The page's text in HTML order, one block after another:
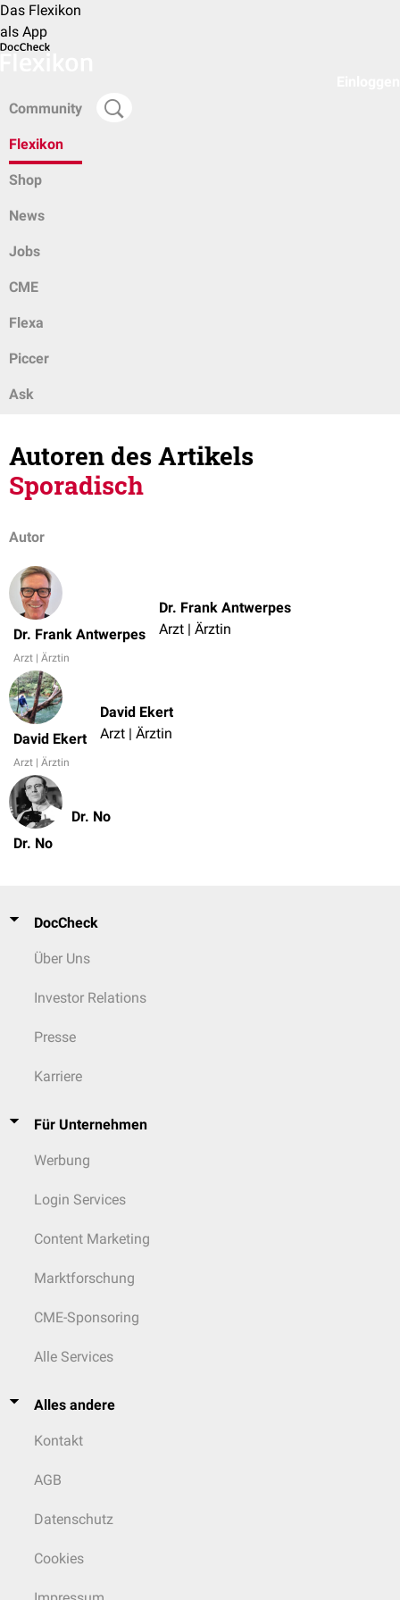
Das Flexikon
als App
Community
Flexikon
Shop
News
Jobs
CME
Flexa
Piccer
Ask
Autoren des Artikels
Sporadisch
Autor
Dr. Frank Antwerpes
Arzt | Ärztin
Dr. Frank Antwerpes
Arzt | Ärztin
David Ekert
Arzt | Ärztin
David Ekert
Arzt | Ärztin
Dr. No
Dr. No
DocCheck
Über Uns
Investor Relations
Presse
Karriere
Für Unternehmen
Werbung
Login Services
Content Marketing
Marktforschung
CME-Sponsoring
Alle Services
Alles andere
Kontakt
AGB
Datenschutz
Cookies